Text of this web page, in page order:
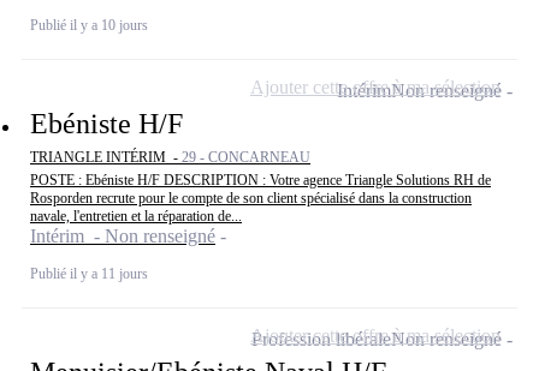
Publié il y a 10 jours
Ebéniste H/F
TRIANGLE INTÉRIM - 29 - CONCARNEAU
POSTE : Ebéniste H/F DESCRIPTION : Votre agence Triangle Solutions RH de
Rosporden recrute pour le compte de son client spécialisé dans la construction
navale, l'entretien et la réparation de...
Intérim - Non renseigné
Publié il y a 11 jours
IntérimNon renseigné
Ajouter cette offre à ma sélection
Profession libéraleNon renseigné
Ajouter cette offre à ma sélection